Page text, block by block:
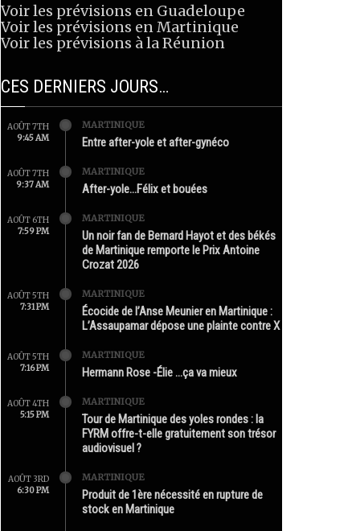
Voir les prévisions en Guadeloupe
Voir les prévisions en Martinique
Voir les prévisions à la Réunion
CES DERNIERS JOURS…
AOÛT 7TH
9:45 AM
MARTINIQUE
Entre after-yole et after-gynéco
AOÛT 7TH
9:37 AM
MARTINIQUE
After-yole…Félix et bouées
AOÛT 6TH
7:59 PM
MARTINIQUE
Un noir fan de Bernard Hayot et des békés
de Martinique remporte le Prix Antoine
Crozat 2026
AOÛT 5TH
7:31 PM
MARTINIQUE
Écocide de l’Anse Meunier en Martinique :
L’Assaupamar dépose une plainte contre X
AOÛT 5TH
7:16 PM
MARTINIQUE
Hermann Rose -Élie …ça va mieux
AOÛT 4TH
5:15 PM
MARTINIQUE
Tour de Martinique des yoles rondes : la
FYRM offre-t-elle gratuitement son trésor
audiovisuel ?
AOÛT 3RD
6:30 PM
MARTINIQUE
Produit de 1ère nécessité en rupture de
stock en Martinique